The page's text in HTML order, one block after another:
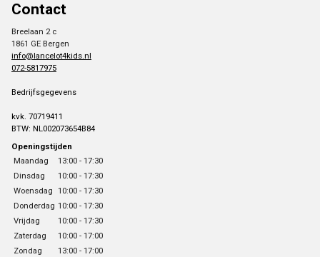
Contact
Breelaan 2 c
1861 GE Bergen
info@lancelot4kids.nl
072-5817975
Bedrijfsgegevens
kvk. 70719411
BTW: NL002073654B84
Openingstijden
Maandag
13:00 - 17:30
Dinsdag
10:00 - 17:30
Woensdag 10:00 - 17:30
Donderdag 10:00 - 17:30
Vrijdag
10:00 - 17:30
Zaterdag
10:00 - 17:00
Zondag
13:00 - 17:00